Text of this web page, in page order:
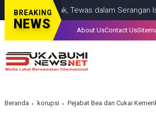
BREAKING
NEWS
Anak, Tewas dalam Serangan Israel
About UsContact Us
Beranda korupsi Pejabat Bea dan Cukai Kemenkeu Diperiksa